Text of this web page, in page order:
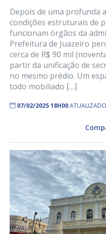
Depois de uma profunda
condições estruturais de
funcionam órgãos da
Prefeitura de Juazeiro
cerca de R$ 90 mil
partir da unificação de
no mesmo prédio. Um
todo mobiliado […]
07/02/2025 18H00